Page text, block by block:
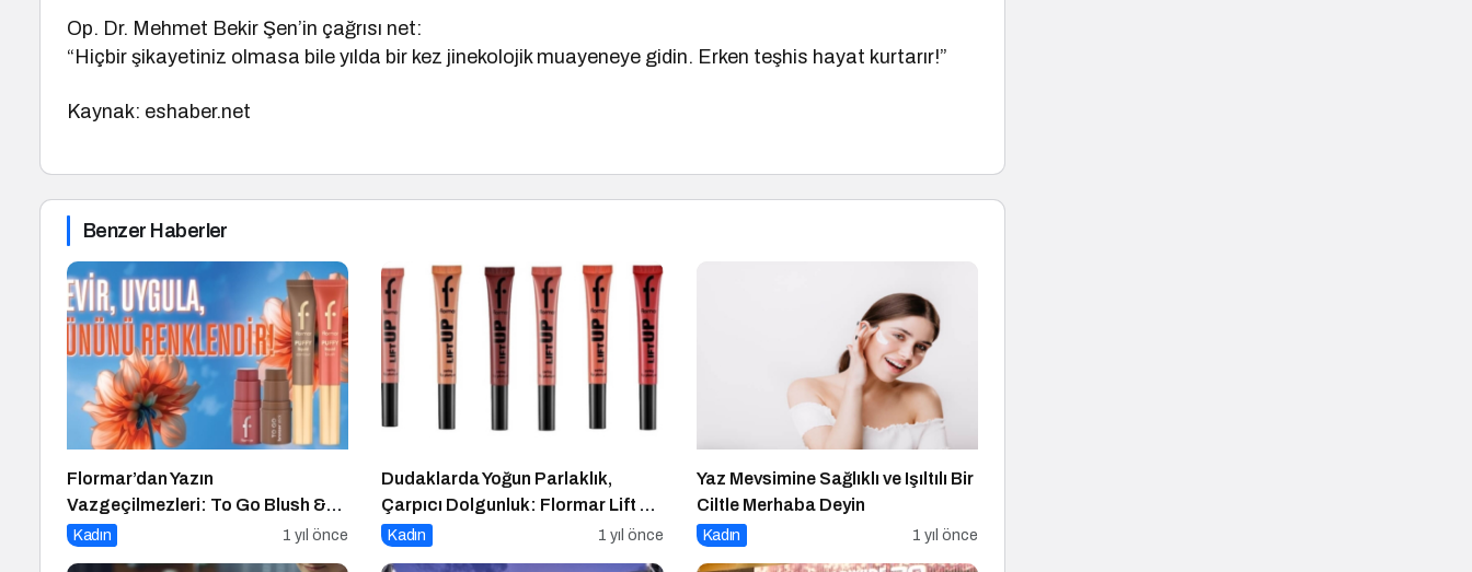
Op. Dr. Mehmet Bekir Şen’in çağrısı net:
“Hiçbir şikayetiniz olmasa bile yılda bir kez jinekolojik muayeneye gidin. Erken teşhis hayat kurtarır!”
Kaynak: eshaber.net
Benzer Haberler
Flormar’dan Yazın
Vazgeçilmezleri: To Go Blush &
To Go Bronzer
Kadın 1 yıl önce
Dudaklarda Yoğun Parlaklık,
Çarpıcı Dolgunluk: Flormar Lift Up
Plumper Gloss & Lipliner
Kadın 1 yıl önce
Yaz Mevsimine Sağlıklı ve Işıltılı Bir
Ciltle Merhaba Deyin
Kadın 1 yıl önce